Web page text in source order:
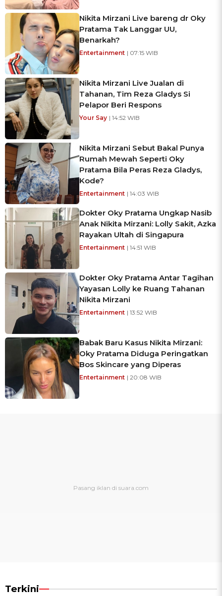
Nikita Mirzani Live bareng dr Oky
Pratama Tak Langgar UU,
Benarkah?
Entertainment | 07:15 WIB
Nikita Mirzani Live Jualan di
Tahanan, Tim Reza Gladys Si
Pelapor Beri Respons
Your Say | 14:52 WIB
Nikita Mirzani Sebut Bakal Punya
Rumah Mewah Seperti Oky
Pratama Bila Peras Reza Gladys,
Kode?
Entertainment | 14:03 WIB
Dokter Oky Pratama Ungkap Nasib
Anak Nikita Mirzani: Lolly Sakit, Azka
Rayakan Ultah di Singapura
Entertainment | 14:51 WIB
Dokter Oky Pratama Antar Tagihan
Yayasan Lolly ke Ruang Tahanan
Nikita Mirzani
Entertainment | 13:52 WIB
Babak Baru Kasus Nikita Mirzani:
Oky Pratama Diduga Peringatkan
Bos Skincare yang Diperas
Entertainment | 20:08 WIB
Terkini